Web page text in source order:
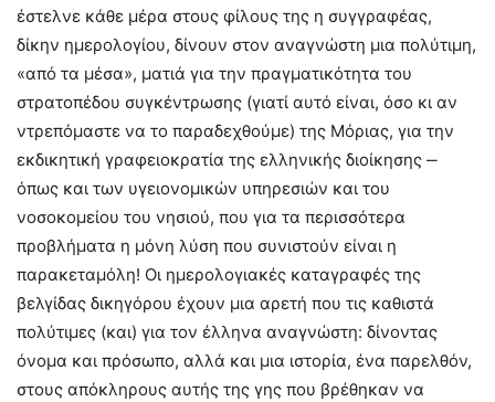
έστελνε κάθε μέρα στους φίλους της η συγγραφέας,
δίκην ημερολογίου, δίνουν στον αναγνώστη μια πολύτιμη,
«από τα μέσα», ματιά για την πραγματικότητα του
στρατοπέδου συγκέντρωσης (γιατί αυτό είναι, όσο κι αν
ντρεπόμαστε να το παραδεχθούμε) της Μόριας, για την
εκδικητική γραφειοκρατία της ελληνικής διοίκησης ‒
όπως και των υγειονομικών υπηρεσιών και του
νοσοκομείου του νησιού, που για τα περισσότερα
προβλήματα η μόνη λύση που συνιστούν είναι η
παρακεταμόλη! Οι ημερολογιακές καταγραφές της
βελγίδας δικηγόρου έχουν μια αρετή που τις καθιστά
πολύτιμες (και) για τον έλληνα αναγνώστη: δίνοντας
όνομα και πρόσωπο, αλλά και μια ιστορία, ένα παρελθόν,
στους απόκληρους αυτής της γης που βρέθηκαν να